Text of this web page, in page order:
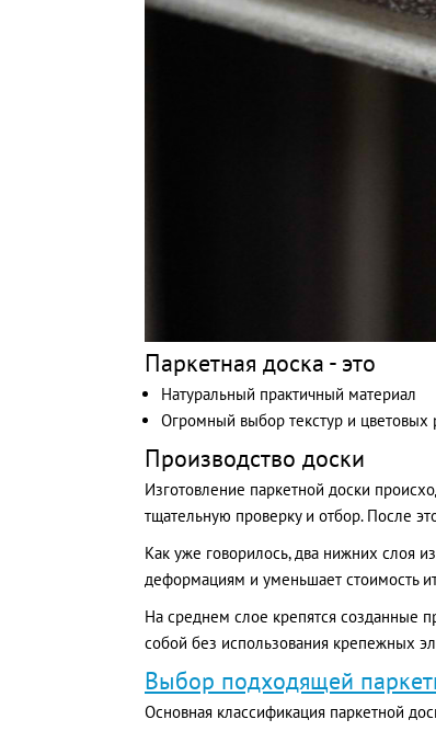
Паркетная доска - это
Натуральный практичный материал
Огромный выбор текстур и цветовых
Производство доски
Изготовление паркетной доски
тщательную проверку и отбор. После
Как уже говорилось, два нижних слоя
деформациям и уменьшает стоимость
На среднем слое крепятся созданные
собой без использования крепежных
Выбор подходящей
Основная классификация паркетной